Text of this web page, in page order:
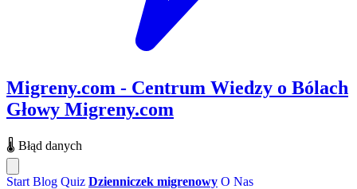
Migreny.com - Centrum Wiedzy o Bólach
Głowy Migreny.com
🌡️ Błąd danych
Start Blog Quiz Dzienniczek migrenowy O Nas